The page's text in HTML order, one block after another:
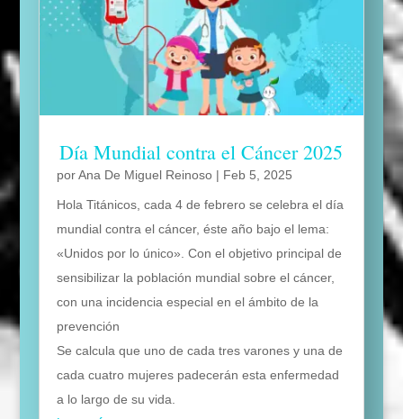
Día Mundial contra el Cáncer 2025
porAna De Miguel Reinoso| Feb 5, 2025
Hola Titánicos, cada 4 de febrero se celebra el día
mundial contra el cáncer, éste año bajo el lema:
«Unidos por lo único». Con el objetivo principal de
sensibilizar la población mundial sobre el cáncer,
con una incidencia especial en el ámbito de la
prevención
Se calcula que uno de cada tres varones y una de
cada cuatro mujeres padecerán esta enfermedad
a lo largo de su vida.